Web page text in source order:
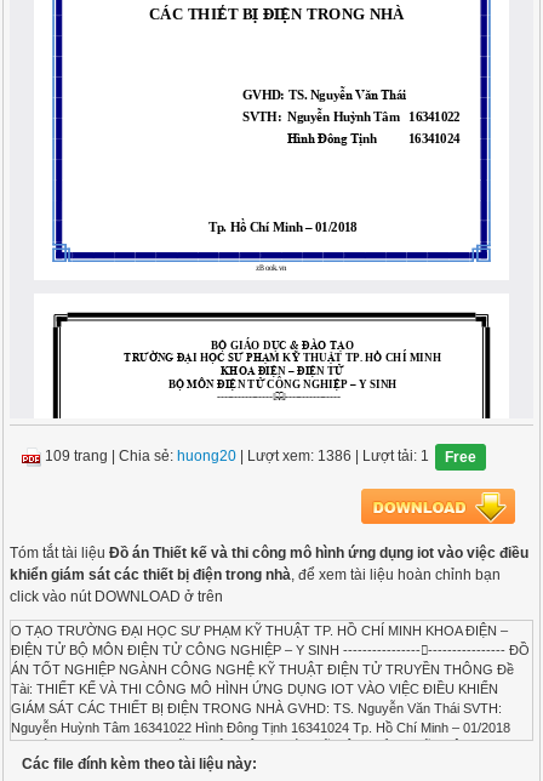
109 trang |Chia sẻ: huong20 | Lượt xem: 1386 | Lượt tải: 1 Free
Tóm tắt tài liệuĐồ án Thiết kế và thi công mô hình ứng dụng iot vào việc điều
khiển giám sát các thiết bị điện trong nhà, để xem tài liệu hoàn chỉnh bạn
click vào nút DOWNLOAD ở trên
O TẠO TRƯỜNG ĐẠI HỌC SƯ PHẠM KỸ THUẬT TP. HỒ CHÍ MINH KHOA ĐIỆN –
ĐIỆN TỬ BỘ MÔN ĐIỆN TỬ CÔNG NGHIỆP – Y SINH -------------------------------- ĐỒ
ÁN TỐT NGHIỆP NGÀNH CÔNG NGHỆ KỸ THUẬT ĐIỆN TỬ TRUYỀN THÔNG Đề
Tài: THIẾT KẾ VÀ THI CÔNG MÔ HÌNH ỨNG DỤNG IOT VÀO VIỆC ĐIỀU KHIỂN
GIÁM SÁT CÁC THIẾT BỊ ĐIỆN TRONG NHÀ GVHD: TS. Nguyễn Văn Thái SVTH:
Nguyễn Huỳnh Tâm 16341022 Hình Đông Tịnh 16341024 Tp. Hồ Chí Minh – 01/2018
HỒ CHÍ MINH ĐỘC LẬP - TỰ DO - HẠNH PHÚC KHOA ĐIỆN-ĐIỆN TỬ BỘ MÔN
Các file đính kèm theo tài liệu này: